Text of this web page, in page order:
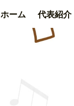
ホーム 代表紹介